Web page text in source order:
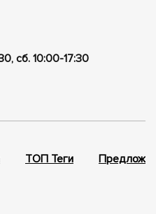
сб. 10:00-17:30
ТОП Теги